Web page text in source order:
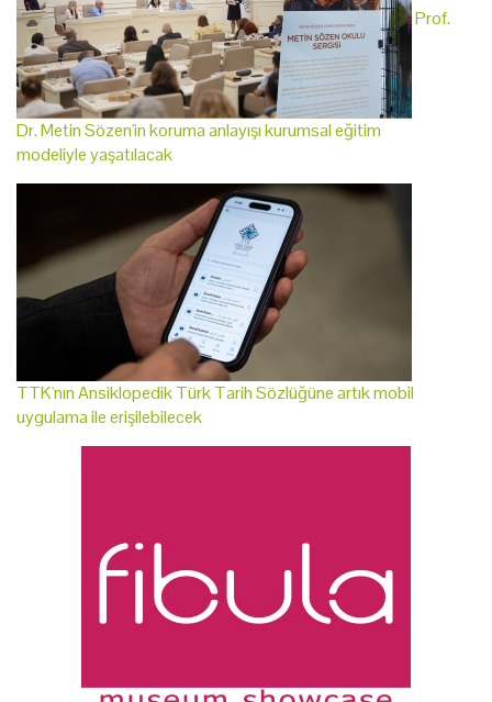
Prof.
Dr. Metin Sözen'in koruma anlayışı kurumsal eğitim
modeliyle yaşatılacak
TTK'nın Ansiklopedik Türk Tarih Sözlüğüne artık mobil
uygulama ile erişilebilecek